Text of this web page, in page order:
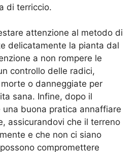
di terriccio.
attenzione al metodo di
delicatamente la pianta dal
a non rompere le
controllo delle radici,
o danneggiate per
sana. Infine, dopo il
buona pratica annaffiare
assicurandovi che il terreno
e che non ci siano
compromettere